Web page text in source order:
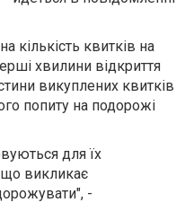
кількість квитків на
хвилини відкриття
викуплених квитків
попиту на подорожі
для їх
що викликає
-